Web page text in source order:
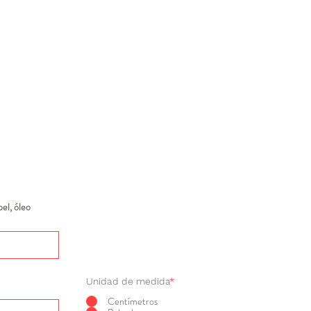
óleo
Unidad de medida*
Centímetros